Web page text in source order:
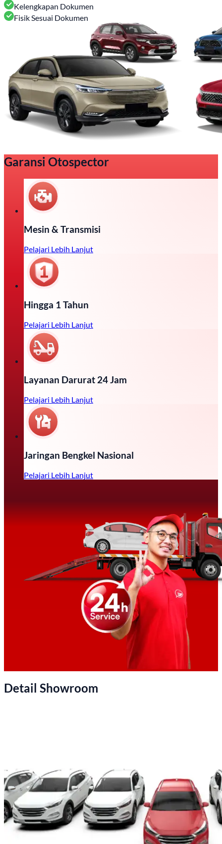
Kelengkapan Dokumen
Fisik Sesuai Dokumen
Garansi Otospector
Mesin & Transmisi
Pelajari Lebih Lanjut
Hingga 1 Tahun
Pelajari Lebih Lanjut
Layanan Darurat 24 Jam
Pelajari Lebih Lanjut
Jaringan Bengkel Nasional
Pelajari Lebih Lanjut
Detail Showroom